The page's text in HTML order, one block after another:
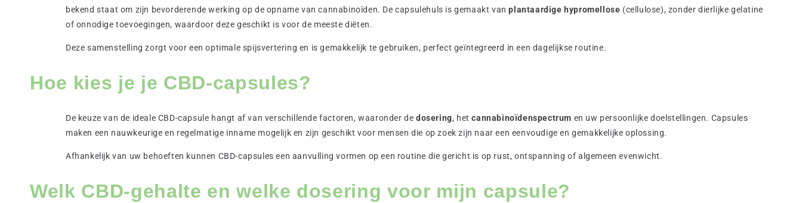
bekend staat om zijn bevorderende werking op de opname van cannabinoïden. De capsulehuls is gemaakt vanplantaardige hypromellose (cellulose), zonder dierlijke gelatine
of onnodige toevoegingen, waardoor deze geschikt is voor de meeste diëten.
Deze samenstelling zorgt voor een optimale spijsvertering en is gemakkelijk te gebruiken, perfect geïntegreerd in een dagelijkse routine.
Hoe kies je je CBD-capsules?
De keuze van de ideale CBD-capsule hangt af van verschillende factoren, waaronder de dosering, hetcannabinoïdenspectrum en uw persoonlijke doelstellingen. Capsules
maken een nauwkeurige en regelmatige inname mogelijk en zijn geschikt voor mensen die op zoek zijn naar een eenvoudige en gemakkelijke oplossing.
Afhankelijk van uw behoeften kunnen CBD-capsules een aanvulling vormen op een routine die gericht is op rust, ontspanning of algemeen evenwicht.
Welk CBD-gehalte en welke dosering voor mijn capsule?